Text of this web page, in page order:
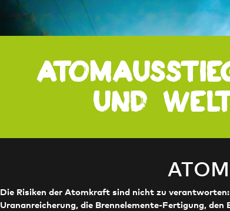
und
ATOM
Die Risiken der Atomkraft sind nicht zu
Urananreicherung, die Brennelemente-Fertigung,